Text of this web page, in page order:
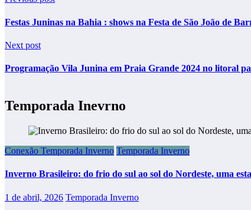
Festas Juninas na Bahia : shows na Festa de São João de
Next post
Programação Vila Junina em Praia Grande 2024 no litoral
Temporada Inevrno
Conexão Temporada Inverno Temporada Inverno
Inverno Brasileiro: do frio do sul ao sol do Nordeste, uma
1 de abril, 2026 Temporada Inverno